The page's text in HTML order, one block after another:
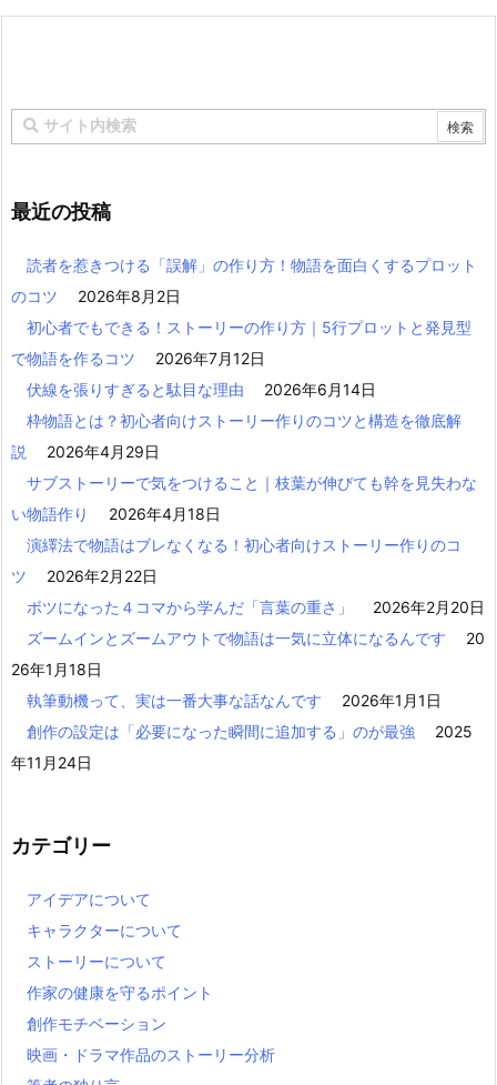
最近の投稿
読者を惹きつける「誤解」の作り方！物語を面白くするプロット
のコツ
2026年8月2日
初心者でもできる！ストーリーの作り方｜5行プロットと発見型
で物語を作るコツ
2026年7月12日
伏線を張りすぎると駄目な理由
2026年6月14日
枠物語とは？初心者向けストーリー作りのコツと構造を徹底解
説
2026年4月29日
サブストーリーで気をつけること｜枝葉が伸びても幹を見失わな
い物語作り
2026年4月18日
演繹法で物語はブレなくなる！初心者向けストーリー作りのコ
ツ
2026年2月22日
ボツになった４コマから学んだ「言葉の重さ」
2026年2月20日
ズームインとズームアウトで物語は一気に立体になるんです
20
26年1月18日
執筆動機って、実は一番大事な話なんです
2026年1月1日
創作の設定は「必要になった瞬間に追加する」のが最強
2025
年11月24日
カテゴリー
アイデアについて
キャラクターについて
ストーリーについて
作家の健康を守るポイント
創作モチベーション
映画・ドラマ作品のストーリー分析